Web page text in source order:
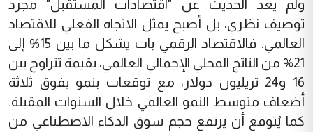
ولم يعد الحديث عن "اقتصادات المستقبل" مجرد
توصيف نظري، بل أصبح يمثل الاتجاه الفعلي للاقتصاد
العالمي. فالاقتصاد الرقمي بات يشكل ما بين 15% إلى
21% من الناتج المحلي الإجمالي العالمي، بقيمة تتراوح بين
16 و24 تريليون دولار، مع توقعات بنمو يفوق ثلاثة
أضعاف متوسط النمو العالمي خلال السنوات المقبلة.
كما يُتوقع أن يرتفع حجم سوق الذكاء الاصطناعي من